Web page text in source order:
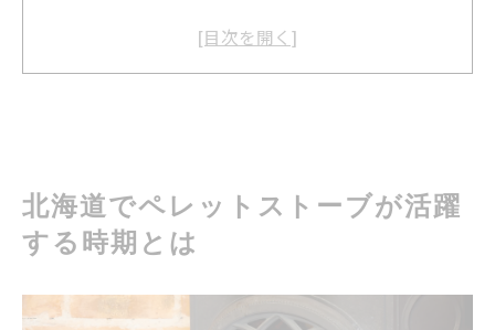
暖房の切り替え時期に知りたいペレットストー
ブの利点
ペレットストーブで実現する冬の光熱費削減術
家計に優しいペレットストーブの省エネ性能
北海道でペレットストーブが活躍
する時期とは